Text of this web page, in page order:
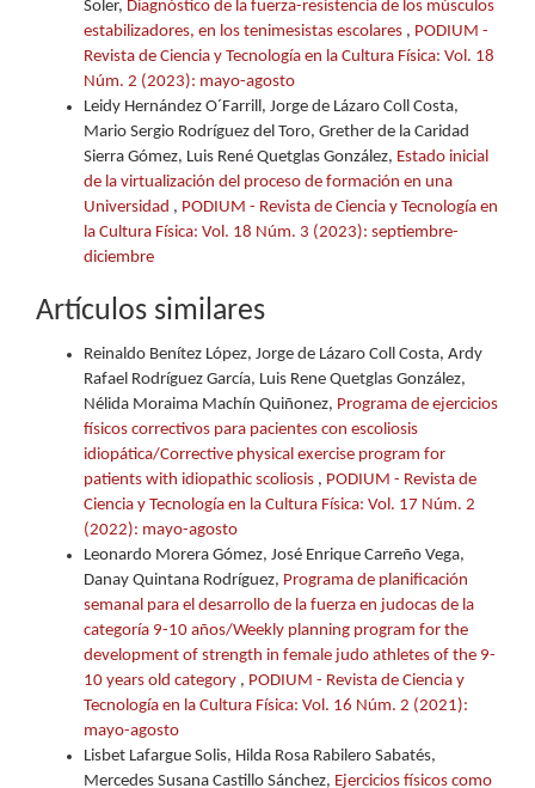
Soler, Diagnóstico de la fuerza-resistencia de los músculos
estabilizadores, en los tenimesistas escolares , PODIUM -
Revista de Ciencia y Tecnología en la Cultura Física: Vol. 18
Núm. 2 (2023): mayo-agosto
Leidy Hernández O´Farrill, Jorge de Lázaro Coll Costa,
Mario Sergio Rodríguez del Toro, Grether de la Caridad
Sierra Gómez, Luis René Quetglas González, Estado inicial
de la virtualización del proceso de formación en una
Universidad , PODIUM - Revista de Ciencia y Tecnología en
la Cultura Física: Vol. 18 Núm. 3 (2023): septiembre-
diciembre
Artículos similares
Reinaldo Benítez López, Jorge de Lázaro Coll Costa, Ardy
Rafael Rodríguez García, Luis Rene Quetglas González,
Nélida Moraima Machín Quiñonez, Programa de ejercicios
físicos correctivos para pacientes con escoliosis
idiopática/Corrective physical exercise program for
patients with idiopathic scoliosis , PODIUM - Revista de
Ciencia y Tecnología en la Cultura Física: Vol. 17 Núm. 2
(2022): mayo-agosto
Leonardo Morera Gómez, José Enrique Carreño Vega,
Danay Quintana Rodríguez, Programa de planificación
semanal para el desarrollo de la fuerza en judocas de la
categoría 9-10 años/Weekly planning program for the
development of strength in female judo athletes of the 9-
10 years old category , PODIUM - Revista de Ciencia y
Tecnología en la Cultura Física: Vol. 16 Núm. 2 (2021):
mayo-agosto
Lisbet Lafargue Solis, Hilda Rosa Rabilero Sabatés,
Mercedes Susana Castillo Sánchez, Ejercicios físicos como